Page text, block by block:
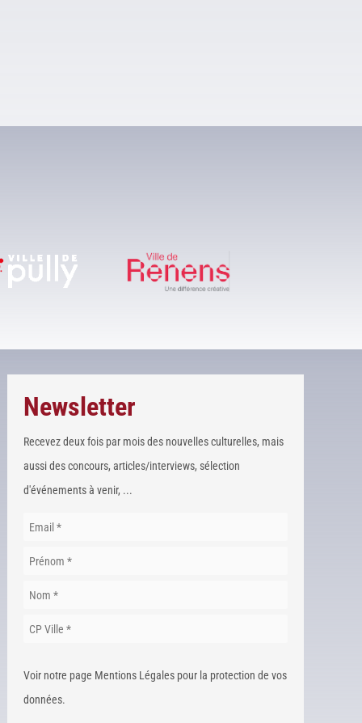
Newsletter
Recevez deux fois par mois des nouvelles culturelles, mais
aussi des concours, articles/interviews, sélection
d'événements à venir, ...
Voir notre page Mentions Légales pour la protection de vos
données.